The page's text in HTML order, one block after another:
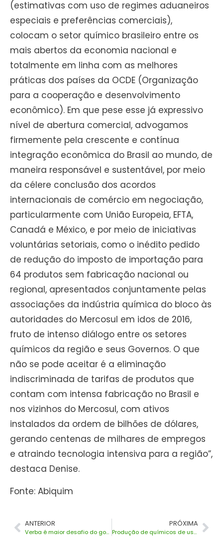
(estimativas com uso de regimes aduaneiros
especiais e preferências comerciais),
colocam o setor químico brasileiro entre os
mais abertos da economia nacional e
totalmente em linha com as melhores
práticas dos países da OCDE (Organização
para a cooperação e desenvolvimento
econômico). Em que pese esse já expressivo
nível de abertura comercial, advogamos
firmemente pela crescente e contínua
integração econômica do Brasil ao mundo, de
maneira responsável e sustentável, por meio
da célere conclusão dos acordos
internacionais de comércio em negociação,
particularmente com União Europeia, EFTA,
Canadá e México, e por meio de iniciativas
voluntárias setoriais, como o inédito pedido
de redução do imposto de importação para
64 produtos sem fabricação nacional ou
regional, apresentados conjuntamente pelas
associações da indústria química do bloco às
autoridades do Mercosul em idos de 2016,
fruto de intenso diálogo entre os setores
químicos da região e seus Governos. O que
não se pode aceitar é a eliminação
indiscriminada de tarifas de produtos que
contam com intensa fabricação no Brasil e
nos vizinhos do Mercosul, com ativos
instalados da ordem de bilhões de dólares,
gerando centenas de milhares de empregos
e atraindo tecnologia intensiva para a região”,
destaca Denise.
Fonte: Abiquim
ANTERIOR
Verba é maior desafio do governo para ciência
PRÓXIMA
Produção de químicos de uso industrial cai em 2018